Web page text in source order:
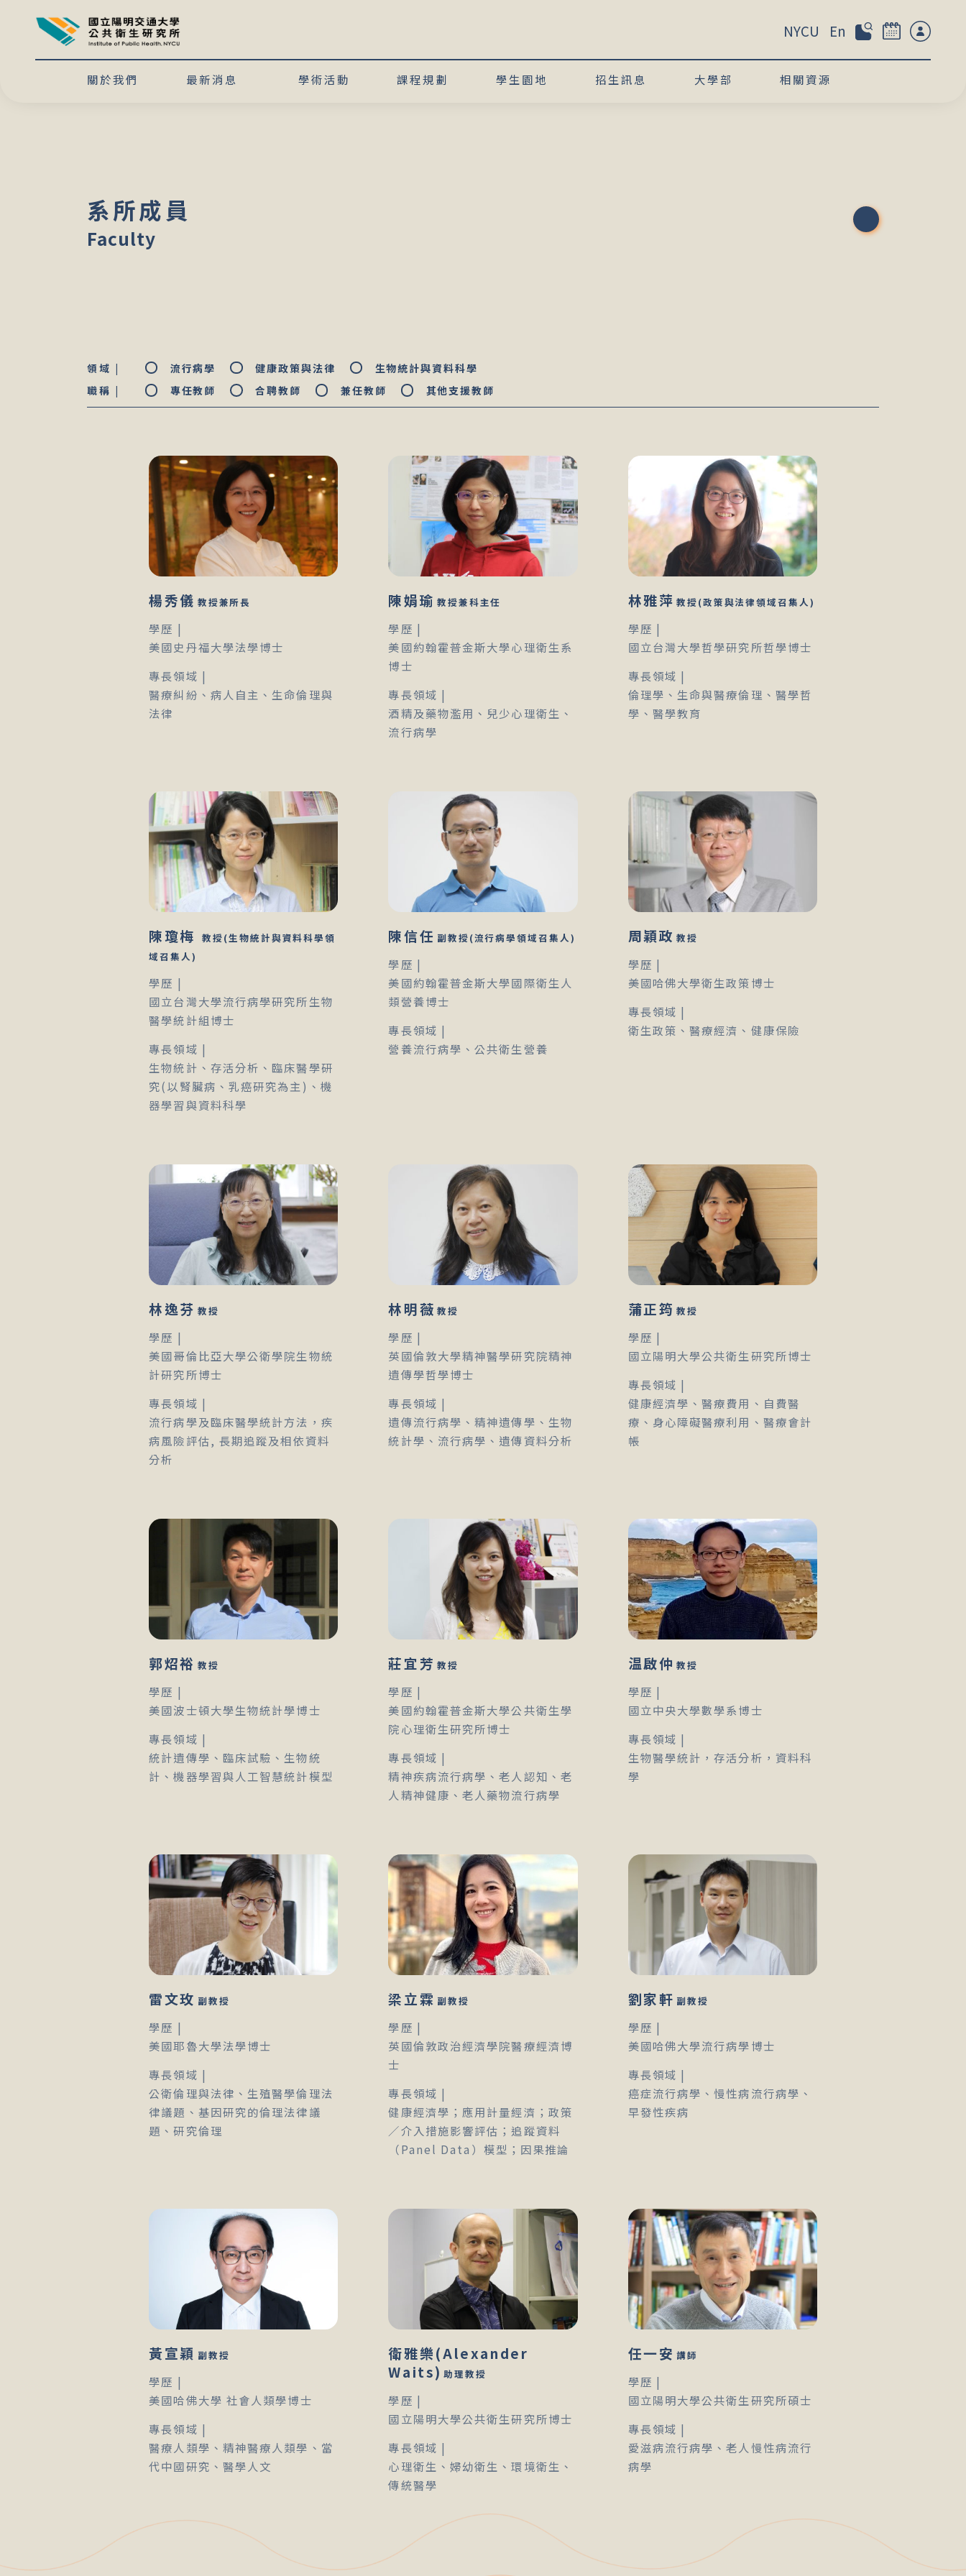
NYCU En
關於我們 最新消息 學術活動 課程規劃 學生園地 招生訊息 大學部 相關資源
系所成員
Faculty
領域 | 流行病學 健康政策與法律
生物統計與資料科學
職稱 |
專任教師 合聘教師 兼任教師 其他支援教師
楊秀儀 教授兼所長
學歷 |
美國史丹福大學法學博士
專長領域 |
醫療糾紛、病人自主、生命倫理與
法律
陳娟瑜 教授兼科主任
學歷 |
美國約翰霍普金斯大學心理衛生系
博士
專長領域 |
酒精及藥物濫用、兒少心理衛生、
流行病學
林雅萍 教授(政策與法律領域召集人)
學歷 |
國立台灣大學哲學研究所哲學博士
專長領域 |
倫理學、生命與醫療倫理、醫學哲
學、醫學教育
陳瓊梅
教授(生物統計與資料科學領
域召集人)
學歷 |
國立台灣大學流行病學研究所生物
醫學統計組博士
專長領域 |
生物統計、存活分析、臨床醫學研
究(以腎臟病、乳癌研究為主)、機
器學習與資料科學
陳信任 副教授(流行病學領域召集人)
學歷 |
美國約翰霍普金斯大學國際衛生人
類營養博士
專長領域 |
營養流行病學、公共衛生營養
周穎政 教授
學歷 |
美國哈佛大學衛生政策博士
專長領域 |
衛生政策、醫療經濟、健康保險
林逸芬 教授
學歷 |
美國哥倫比亞大學公衛學院生物統
計研究所博士
專長領域 |
流行病學及臨床醫學統計方法，疾
病風險評估, 長期追蹤及相依資料
分析
林明薇 教授
學歷 |
英國倫敦大學精神醫學研究院精神
遺傳學哲學博士
專長領域 |
遺傳流行病學、精神遺傳學、生物
統計學、流行病學、遺傳資料分析
蒲正筠 教授
學歷 |
國立陽明大學公共衛生研究所博士
專長領域 |
健康經濟學、醫療費用、自費醫
療、身心障礙醫療利用、醫療會計
帳
郭炤裕 教授
學歷 |
美國波士頓大學生物統計學博士
專長領域 |
統計遺傳學、臨床試驗、生物統
計、機器學習與人工智慧統計模型
莊宜芳 教授
學歷 |
美國約翰霍普金斯大學公共衛生學
院心理衛生研究所博士
專長領域 |
精神疾病流行病學、老人認知、老
人精神健康、老人藥物流行病學
温啟仲 教授
學歷 |
國立中央大學數學系博士
專長領域 |
生物醫學統計，存活分析，資料科
學
雷文玫 副教授
學歷 |
美國耶魯大學法學博士
專長領域 |
公衛倫理與法律、生殖醫學倫理法
律議題、基因研究的倫理法律議
題、研究倫理
梁立霖 副教授
學歷 |
英國倫敦政治經濟學院醫療經濟博
士
專長領域 |
健康經濟學；應用計量經濟；政策
／介入措施影響評估；追蹤資料
（Panel Data）模型；因果推論
劉家軒 副教授
學歷 |
美國哈佛大學流行病學博士
專長領域 |
癌症流行病學、慢性病流行病學、
早發性疾病
黃宣穎 副教授
學歷 |
美國哈佛大學 社會人類學博士
專長領域 |
醫療人類學、精神醫療人類學、當
代中國研究、醫學人文
衛雅樂(Alexander
Waits) 助理教授
學歷 |
國立陽明大學公共衛生研究所博士
專長領域 |
心理衛生、婦幼衛生、環境衛生、
傳統醫學
任一安 講師
學歷 |
國立陽明大學公共衛生研究所碩士
專長領域 |
愛滋病流行病學、老人慢性病流行
病學